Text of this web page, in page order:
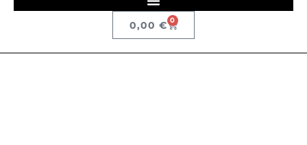
0,00€ 0